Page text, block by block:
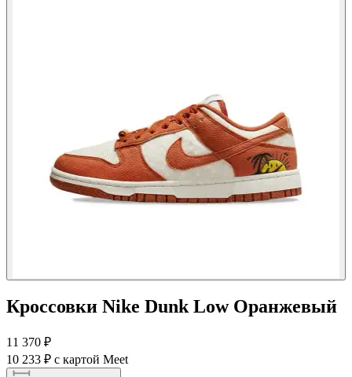
Кроссовки Nike Dunk Low Оранжевый
11 370 ₽
10 233 ₽ с картой Meet